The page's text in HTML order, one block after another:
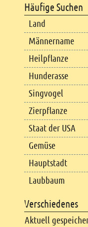
Häufige Suchen
Land
Männername
Heilpflanze
Hunderasse
Singvogel
Zierpflanze
Staat der USA
Gemüse
Hauptstadt
Laubbaum
Verschiedenes
Aktuell